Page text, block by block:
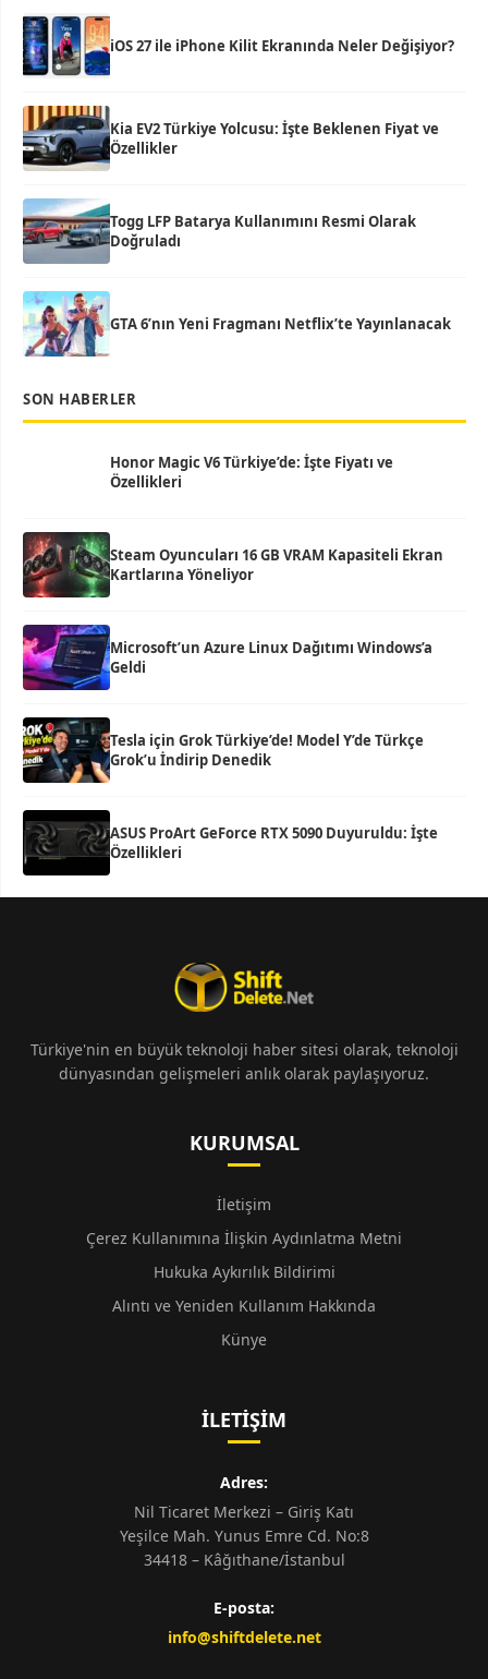
iOS 27 ile iPhone Kilit Ekranında Neler Değişiyor?
Kia EV2 Türkiye Yolcusu: İşte Beklenen Fiyat ve
Özellikler
Togg LFP Batarya Kullanımını Resmi Olarak
Doğruladı
GTA 6’nın Yeni Fragmanı Netflix’te Yayınlanacak
SON HABERLER
Honor Magic V6 Türkiye’de: İşte Fiyatı ve
Özellikleri
Steam Oyuncuları 16 GB VRAM Kapasiteli Ekran
Kartlarına Yöneliyor
Microsoft’un Azure Linux Dağıtımı Windows’a
Geldi
Tesla için Grok Türkiye’de! Model Y’de Türkçe
Grok’u İndirip Denedik
ASUS ProArt GeForce RTX 5090 Duyuruldu: İşte
Özellikleri
Türkiye'nin en büyük teknoloji haber sitesi olarak, teknoloji
dünyasından gelişmeleri anlık olarak paylaşıyoruz.
KURUMSAL
İletişim
Çerez Kullanımına İlişkin Aydınlatma Metni
Hukuka Aykırılık Bildirimi
Alıntı ve Yeniden Kullanım Hakkında
Künye
İLETIŞIM
Adres:
Nil Ticaret Merkezi – Giriş Katı
Yeşilce Mah. Yunus Emre Cd. No:8
34418 – Kâğıthane/İstanbul
E-posta:
info@shiftdelete.net